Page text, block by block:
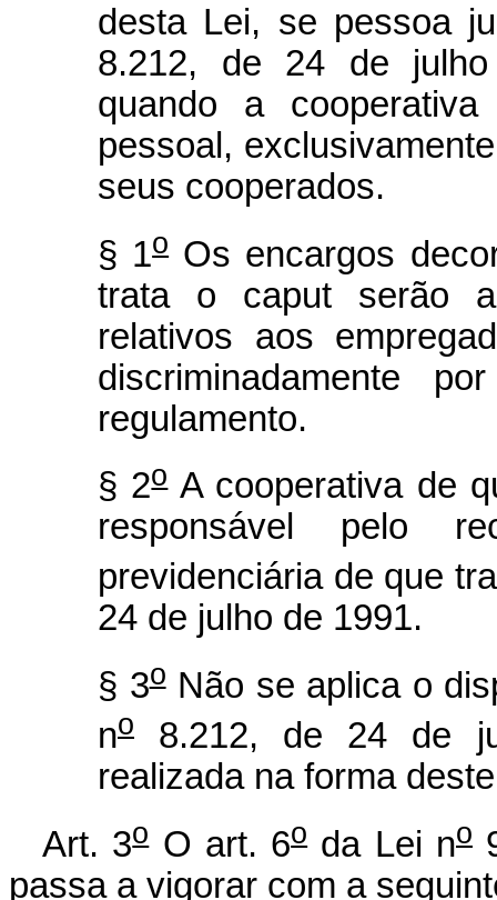
desta Lei, se pessoa
8.212, de 24 de
quando a
pessoal,
seus cooperados.
§ 1oOs encargos
trata o caput serão
relativos aos
discriminadamente
regulamento.
§ 2oA cooperativa de
responsável pelo
previdenciária de que
24 de julho de 1991.
§ 3oNão se aplica o
no
8.212, de 24 de
realizada na forma
Art. 3oO art. 6oda Lei no
passa a vigorar com a